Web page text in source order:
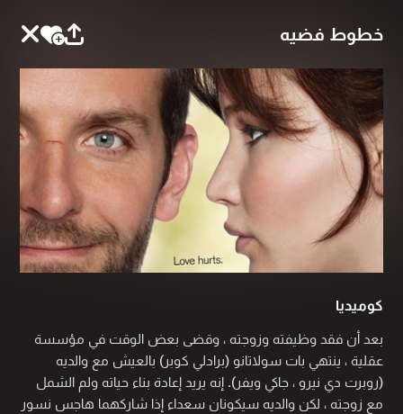
خطوط فضيه
كوميديا
بعد أن فقد وظيفته وزوجته ، وقضى بعض الوقت في مؤسسة
عقلية ، ينتهي بات سولاتانو (برادلي كوبر) بالعيش مع والديه
(روبرت دي نيرو ، جاكي ويفر). إنه يريد إعادة بناء حياته ولم الشمل
مع زوجته ، لكن والديه سيكونان سعداء إذا شاركهما هاجس نسور